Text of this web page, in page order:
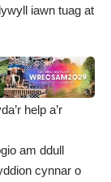
iawn tuag at
help a’r
am ddull
cynnar o